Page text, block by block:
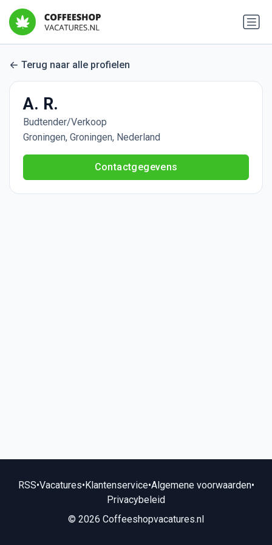
Terug naar alle profielen
A. R.
Budtender/Verkoop
Groningen, Groningen, Nederland
Contactgegevens
RSS•Vacatures•Klantenservice•Algemene voorwaarden•
Privacybeleid
© 2026 Coffeeshopvacatures.nl